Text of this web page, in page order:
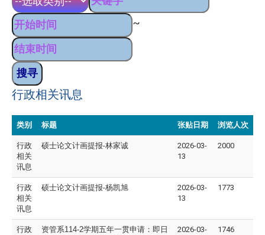
~
行政相关讯息
类别 标题 张贴日期 浏览人次
行政
相关
讯息
硕士论文计画提报-林家诚
2026-03-
13
2000
行政
相关
讯息
硕士论文计画提报-杨凯旭
2026-03-
13
1773
行政
资管系114-2学期五年一贯申请：即日
2026-03-
1746